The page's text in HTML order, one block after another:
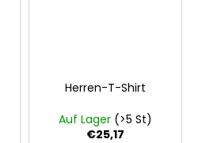
Herren-T-Shirt
Auf Lager (>5 St)
€25,17